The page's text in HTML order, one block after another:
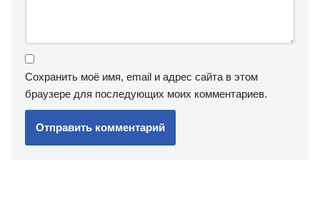
Сохранить моё имя, email и адрес сайта в этом
браузере для последующих моих комментариев.